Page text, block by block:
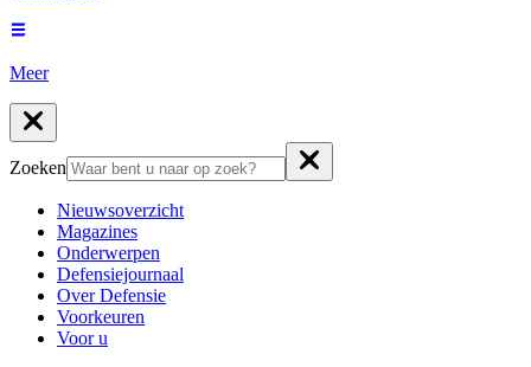
Meer
Zoeken
Nieuwsoverzicht
Magazines
Onderwerpen
Defensiejournaal
Over Defensie
Voorkeuren
Voor u